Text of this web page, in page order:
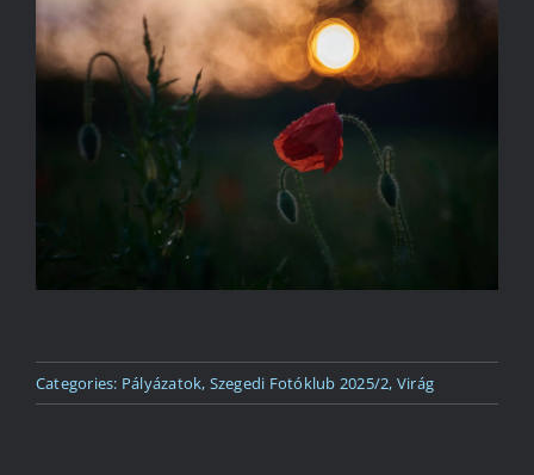
Kapcsolat
Categories: Pályázatok, Szegedi Fotóklub 2025/2, Virág